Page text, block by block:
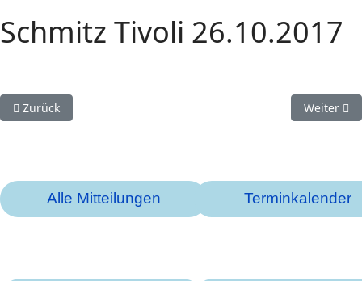
Schmitz Tivoli 26.10.2017
Vorheriger Beitrag: Phänomenta in Flensburg 30.11.2017
Zurück Nächster
Weiter
Alle Mitteilungen Terminkalender